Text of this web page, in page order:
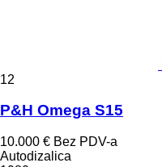
12
P&H Omega S15
10.000 € Bez PDV-a
Autodizalica